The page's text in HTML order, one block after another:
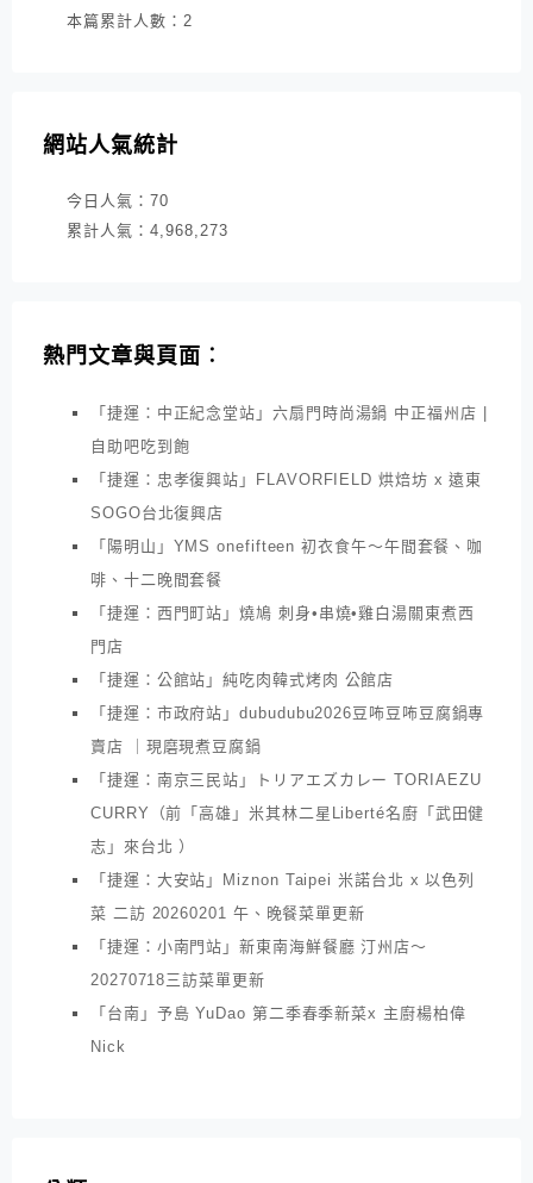
本篇累計人數： 2
網站人氣統計
今日人氣： 70
累計人氣： 4,968,273
熱門文章與頁面︰
「捷運：中正紀念堂站」六扇門時尚湯鍋 中正福州店 |
自助吧吃到飽
「捷運：忠孝復興站」FLAVORFIELD 烘焙坊 x 遠東
SOGO台北復興店
「陽明山」YMS onefifteen 初衣食午～午間套餐、咖
啡、十二晚間套餐
「捷運：西門町站」燒鳩 刺身•串燒•雞白湯關東煮西
門店
「捷運：公館站」純吃肉韓式烤肉 公館店
「捷運：市政府站」dubudubu2026豆咘豆咘豆腐鍋專
賣店 ｜現磨現煮豆腐鍋
「捷運：南京三民站」トリアエズカレー TORIAEZU
CURRY（前「高雄」米其林二星Liberté名廚「武田健
志」來台北 ）
「捷運：大安站」Miznon Taipei 米諾台北 x 以色列
菜 二訪 20260201 午、晚餐菜單更新
「捷運：小南門站」新東南海鮮餐廳 汀州店～
20270718三訪菜單更新
「台南」予島 YuDao 第二季春季新菜x 主廚楊柏偉
Nick